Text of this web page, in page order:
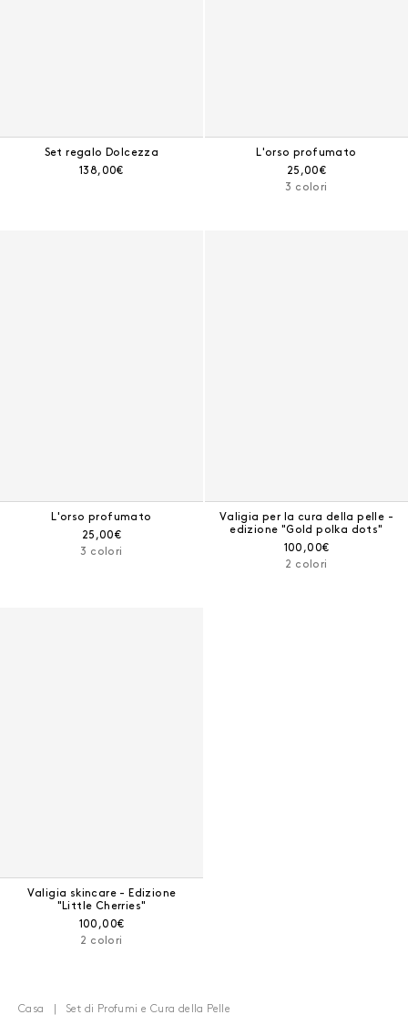
Set regalo Dolcezza
Prezzo corrente:
138,00€
L'orso profumato
Prezzo corrente:
25,00€
3 colori
L'orso profumato
Prezzo corrente:
25,00€
3 colori
Valigia per la cura della pelle -
edizione "Gold polka dots"
Prezzo corrente:
100,00€
2 colori
Valigia skincare - Edizione
"Little Cherries"
Prezzo corrente:
100,00€
2 colori
Casa Set di Profumi e Cura della Pelle